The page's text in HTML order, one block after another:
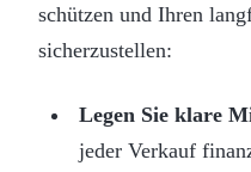
schützen und Ihren
sicherzustellen:
Legen Sie klare
jeder Verkauf